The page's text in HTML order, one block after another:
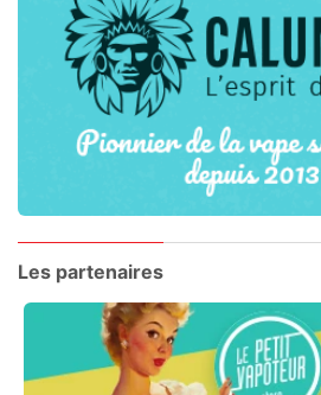
Les partenaires